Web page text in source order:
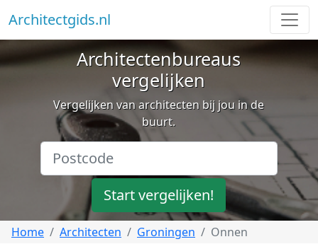
Architectgids.nl
Architectenbureaus
vergelijken
Vergelijken van architecten bij jou in de
buurt.
Start vergelijken!
Home Architecten Groningen Onnen